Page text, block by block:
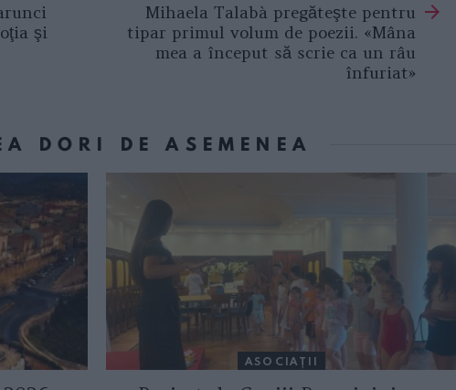
şi
Mihaela Talabà pregăteşte pentru
tipar primul volum de poezii. «Mâna
mea a început să scrie ca un râu
înfuriat»
DORI DE ASEMENEA
ASOCIAŢII